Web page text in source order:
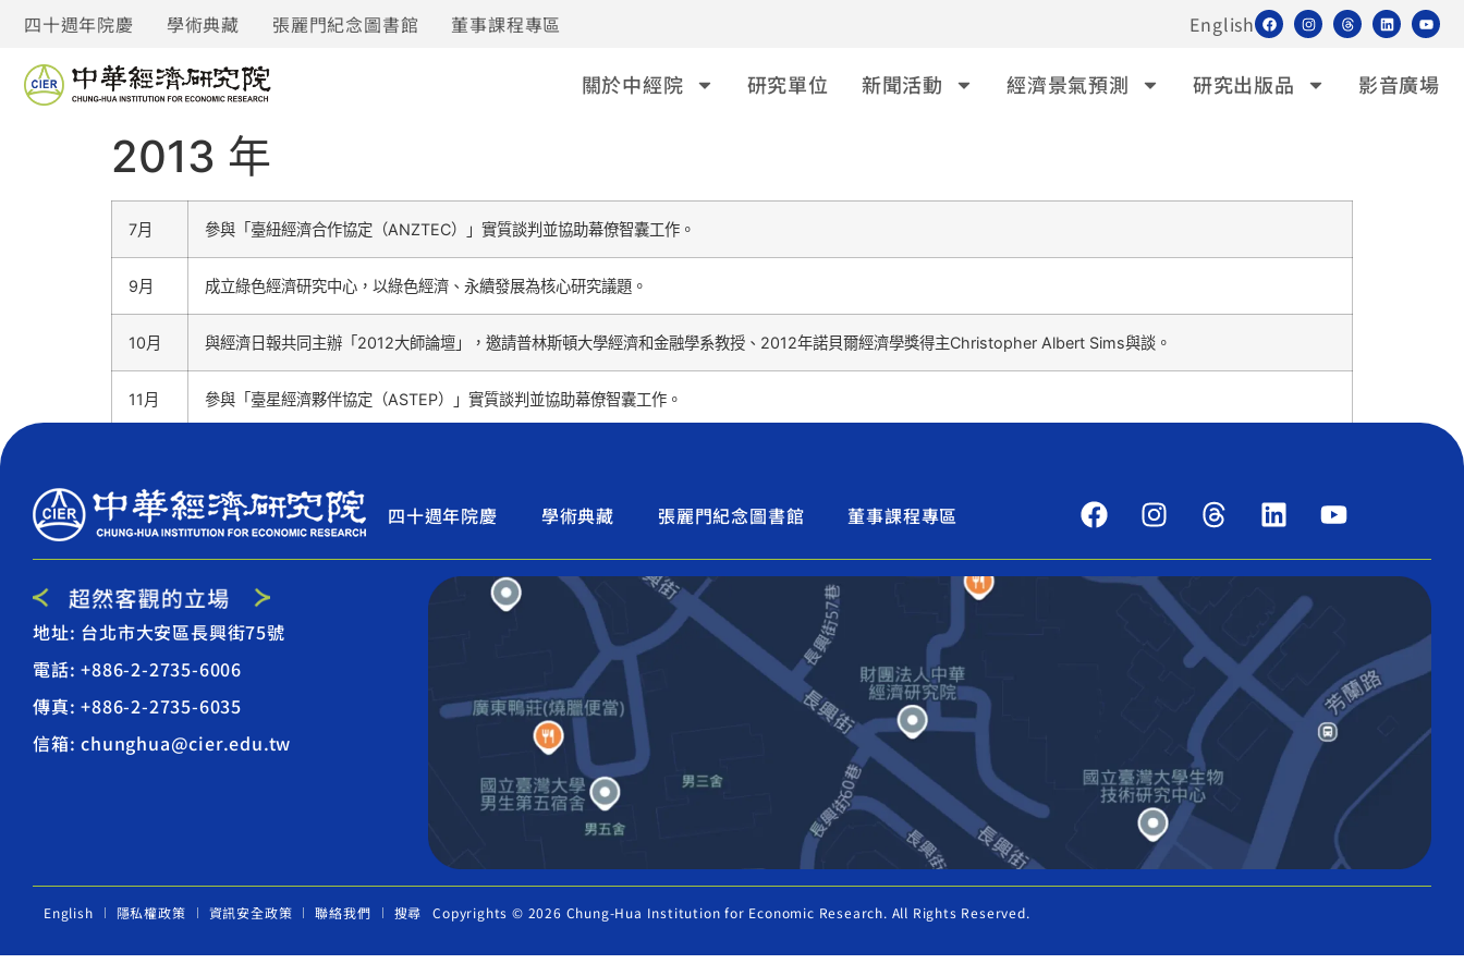
四十週年院慶 學術典藏 張麗門紀念圖書館 董事課程專區 English
關於中經院 研究單位 新聞活動 經濟景氣預測 研究出版品 影音廣場
2013 年
7月 參與「臺紐經濟合作協定（ANZTEC）」實質談判並協助幕僚智囊工作。
9月 成立綠色經濟研究中心，以綠色經濟、永續發展為核心研究議題。
10月 與經濟日報共同主辦「2012大師論壇」，邀請普林斯頓大學經濟和金融學系教授、2012年諾貝爾經濟學獎得主Christopher Albert Sims與談。
11月 參與「臺星經濟夥伴協定（ASTEP）」實質談判並協助幕僚智囊工作。
四十週年院慶 學術典藏 張麗門紀念圖書館 董事課程專區
地址: 台北市大安區長興街75號
電話: +886-2-2735-6006
傳真: +886-2-2735-6035
信箱: chunghua@cier.edu.tw
English 隱私權政策 資訊安全政策 聯絡我們 搜尋 Copyrights © 2026 Chung-Hua Institution for Economic Research. All Rights Reserved.